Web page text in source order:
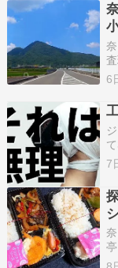
6
7